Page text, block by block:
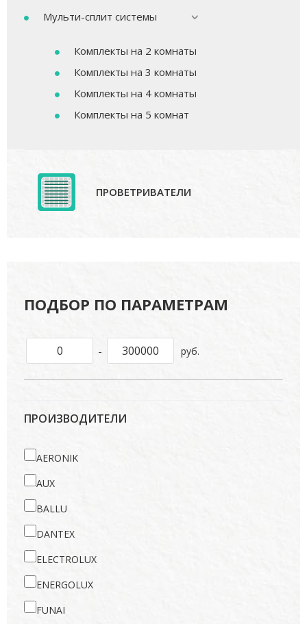
Мульти-сплит системы
Комплекты на 2 комнаты
Комплекты на 3 комнаты
Комплекты на 4 комнаты
Комплекты на 5 комнат
ПРОВЕТРИВАТЕЛИ
ПОДБОР ПО ПАРАМЕТРАМ
- руб.
ПРОИЗВОДИТЕЛИ
AERONIK
AUX
BALLU
DANTEX
ELECTROLUX
ENERGOLUX
FUNAI